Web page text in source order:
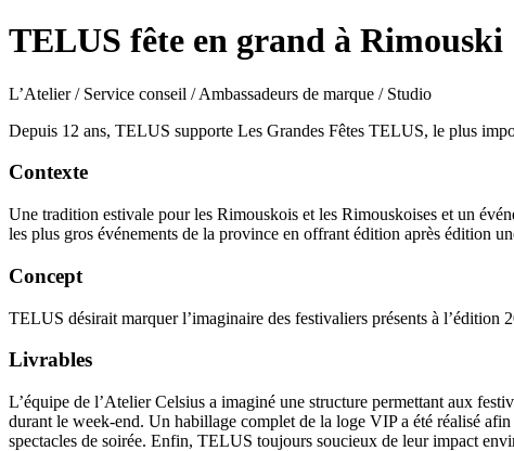
TELUS fête en grand à Rimouski
L’Atelier / Service conseil / Ambassadeurs de marque / Studio
Depuis 12 ans, TELUS supporte Les Grandes Fêtes TELUS, le plus
Contexte
Une tradition estivale pour les Rimouskois et les Rimouskoises et un
les plus gros événements de la province en offrant édition après édition
Concept
TELUS désirait marquer l’imaginaire des festivaliers présents à l’édition
Livrables
L’équipe de l’AtelierCelsius a imaginé une structure permettant aux
durant le week-end. Un habillage complet de la loge VIP a été réalisé afin
spectacles de soirée. Enfin, TELUS toujours soucieux de leur impact